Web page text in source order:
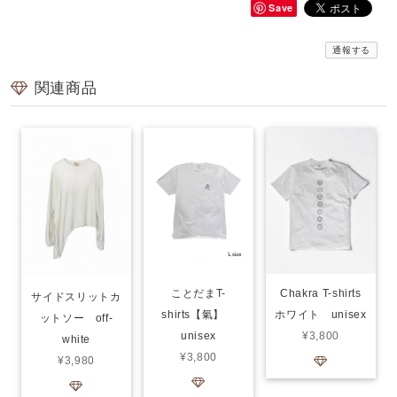
Save
通報する
関連商品
サイドスリットカ
ットソー off-
white
¥3,980
ことだまT-
shirts【氣】
unisex
¥3,800
Chakra T-shirts
ホワイト unisex
¥3,800